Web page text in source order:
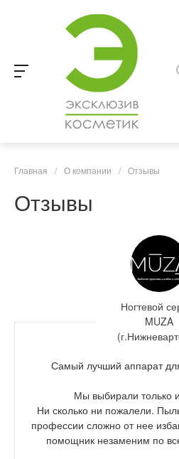
Главная / О компании / Отзывы
Отзывы
Ногтевой
MUZA
Самый лучший аппарат
Мы выбирали только
Ни сколько ни пожалели.
профессии сложно от нее
помощник незаменим по